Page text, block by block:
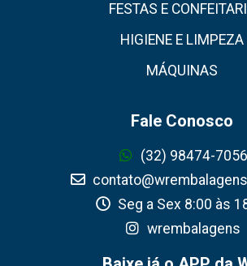
FESTAS E
HIGIENE E LIMPEZA
MÁQUINAS
Fale Conosco
(32) 98474-7056
Seg a Sex 8:00 às
wrembalagens